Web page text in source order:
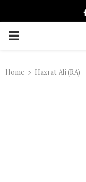
PRIMARY
Home Hazrat Ali (RA)